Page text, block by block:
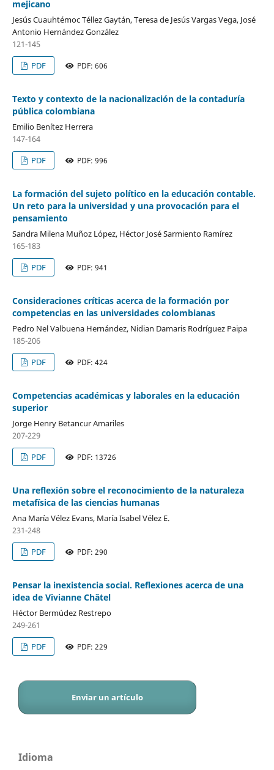
mejicano
Jesús Cuauhtémoc Téllez Gaytán, Teresa de Jesús Vargas Vega, José
Antonio Hernández González
121-145
PDF
PDF: 606
Texto y contexto de la nacionalización de la contaduría
pública colombiana
Emilio Benítez Herrera
147-164
PDF
PDF: 996
La formación del sujeto político en la educación contable.
Un reto para la universidad y una provocación para el
pensamiento
Sandra Milena Muñoz López, Héctor José Sarmiento Ramírez
165-183
PDF
PDF: 941
Consideraciones críticas acerca de la formación por
competencias en las universidades colombianas
Pedro Nel Valbuena Hernández, Nidian Damaris Rodríguez Paipa
185-206
PDF
PDF: 424
Competencias académicas y laborales en la educación
superior
Jorge Henry Betancur Amariles
207-229
PDF
PDF: 13726
Una reflexión sobre el reconocimiento de la naturaleza
metafísica de las ciencias humanas
Ana María Vélez Evans, María Isabel Vélez E.
231-248
PDF
PDF: 290
Pensar la inexistencia social. Reflexiones acerca de una
idea de Vivianne Châtel
Héctor Bermúdez Restrepo
249-261
PDF
PDF: 229
Enviar un artículo
Idioma